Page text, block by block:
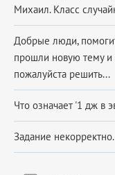
Михаил. Класс
Добрые люди,
прошли новую тему и
пожалуйста решить...
Что означает '1 дж в
Задание